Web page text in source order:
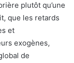
plutôt qu’une
que les retards
et
exogènes,
de